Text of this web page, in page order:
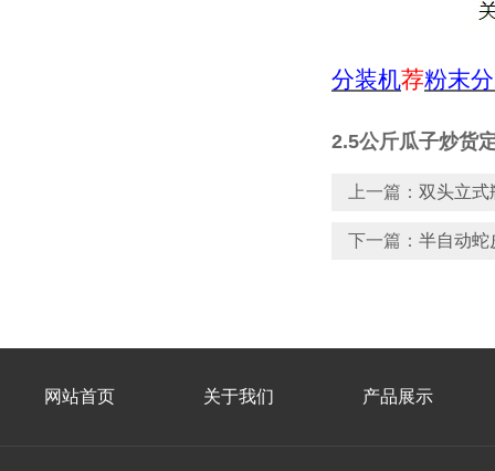
分装机荐粉末
2.5公斤瓜子炒货
上一篇： 双头立式
下一篇： 半自动蛇
网站首页 关于我们 产品展示